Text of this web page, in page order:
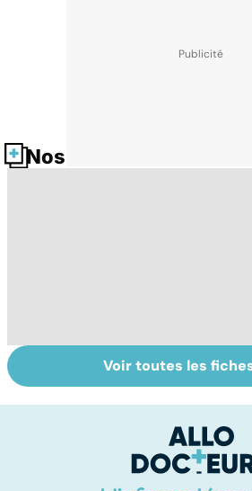
Nos fiches santé
Violences
sexuelles :
Tout
les
Voir toutes les